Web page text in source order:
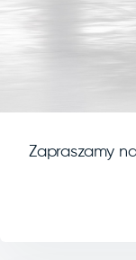
Zapraszamy